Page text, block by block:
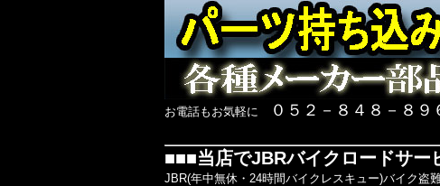
お電話もお気軽に ０５２－８４８－８
■■■当店でJBRバイクロードサー
JBR(年中無休・24時間バイクレスキュー)バイク盗